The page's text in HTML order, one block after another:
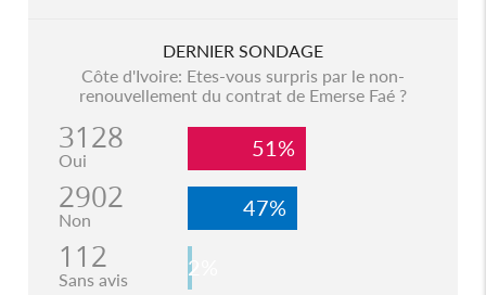
DERNIER SONDAGE
Côte d'Ivoire: Etes-vous surpris par le non-
renouvellement du contrat de Emerse Faé ?
3128
Oui 51%
2902
Non 47%
112
Sans avis 2%